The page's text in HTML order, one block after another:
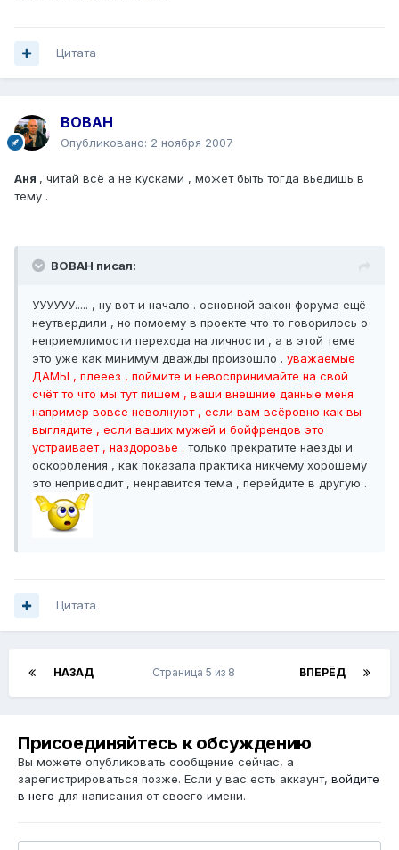
Цитата
BOBAH
Опубликовано: 2 ноября 2007
Аня , читай всё а не кусками , может быть тогда вьедишь в
тему .
BOBAH писал:
УУУУУУ..... , ну вот и начало . основной закон форума ещё
неутвердили , но помоему в проекте что то говорилось о
неприемлимости перехода на личности , а в этой теме
это уже как минимум дважды произошло . уважаемые
ДАМЫ , плееез , поймите и невоспринимайте на свой
счёт то что мы тут пишем , ваши внешние данные меня
например вовсе неволнуют , если вам всёровно как вы
выглядите , если ваших мужей и бойфрендов это
устраивает , наздоровье . только прекратите наезды и
оскорбления , как показала практика никчему хорошему
это неприводит , ненравится тема , перейдите в другую .
Цитата
НАЗАД ВПЕРЁД
Страница 5 из 8
Присоединяйтесь к обсуждению
Вы можете опубликовать сообщение сейчас, а
зарегистрироваться позже. Если у вас есть аккаунт, войдите
в него для написания от своего имени.